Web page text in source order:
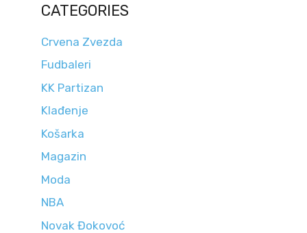
CATEGORIES
Crvena Zvezda
Fudbaleri
KK Partizan
Klađenje
Košarka
Magazin
Moda
NBA
Novak Đokovoć